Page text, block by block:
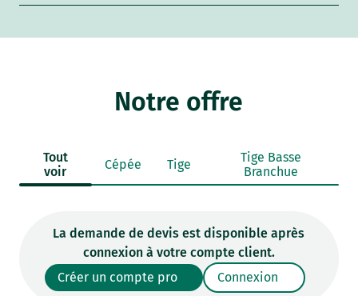
Notre offre
Tout
voir
Cépée Tige
Tige Basse
Branchue
La demande de devis est disponible après
connexion à votre compte client.
Créer un compte pro
Connexion